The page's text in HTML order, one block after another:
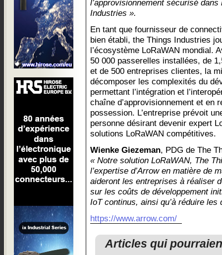
l’approvisionnement sécurisé
Industries ».
En tant que fournisseur de
bien établi, the Things Industries
l’écosystème LoRaWAN mondial.
50 000 passerelles installées, de
et de 500 entreprises clientes, la
décomposer les complexités du
permettant l’intégration et
chaîne d’approvisionnement et en
possession. L’entreprise prévoit
personne désirant devenir expert
solutions LoRaWAN compétitives.
Wienke Giezeman, PDG de The
« Notre solution LoRaWAN, The
l’expertise d’Arrow en matière de
aideront les entreprises à réaliser
sur les coûts de développement
IoT continus, ainsi qu’à réduire
https://www.arrow.com/
Articles qui